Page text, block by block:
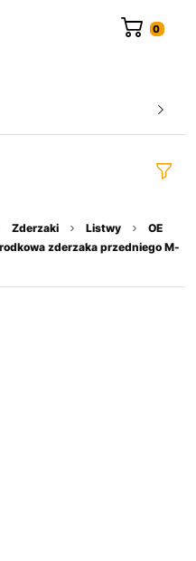
Zderzaki Listwy
OE
zderzaka przedniego M-